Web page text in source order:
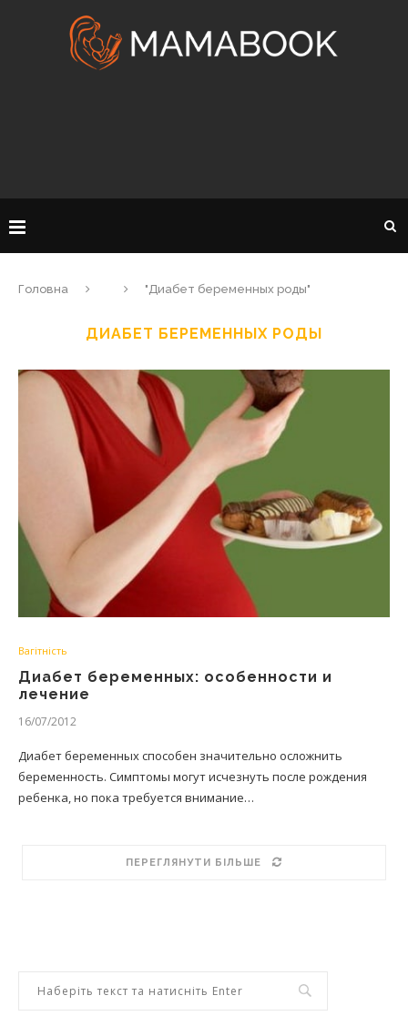
Головна "Диабет беременных роды"
ДИАБЕТ БЕРЕМЕННЫХ РОДЫ
Вагітність
Диабет беременных: особенности и
лечение
16/07/2012
Диабет беременных способен значительно осложнить
беременность. Симптомы могут исчезнуть после рождения
ребенка, но пока требуется внимание…
ПЕРЕГЛЯНУТИ БІЛЬШЕ